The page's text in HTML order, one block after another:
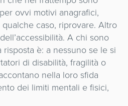
ovvi motivi anagrafici,
caso, riprovare. Altro
A chi sono
è: a nessuno se le si
di disabilità, fragilità o
nella loro sfida
dei limiti mentali e fisici,